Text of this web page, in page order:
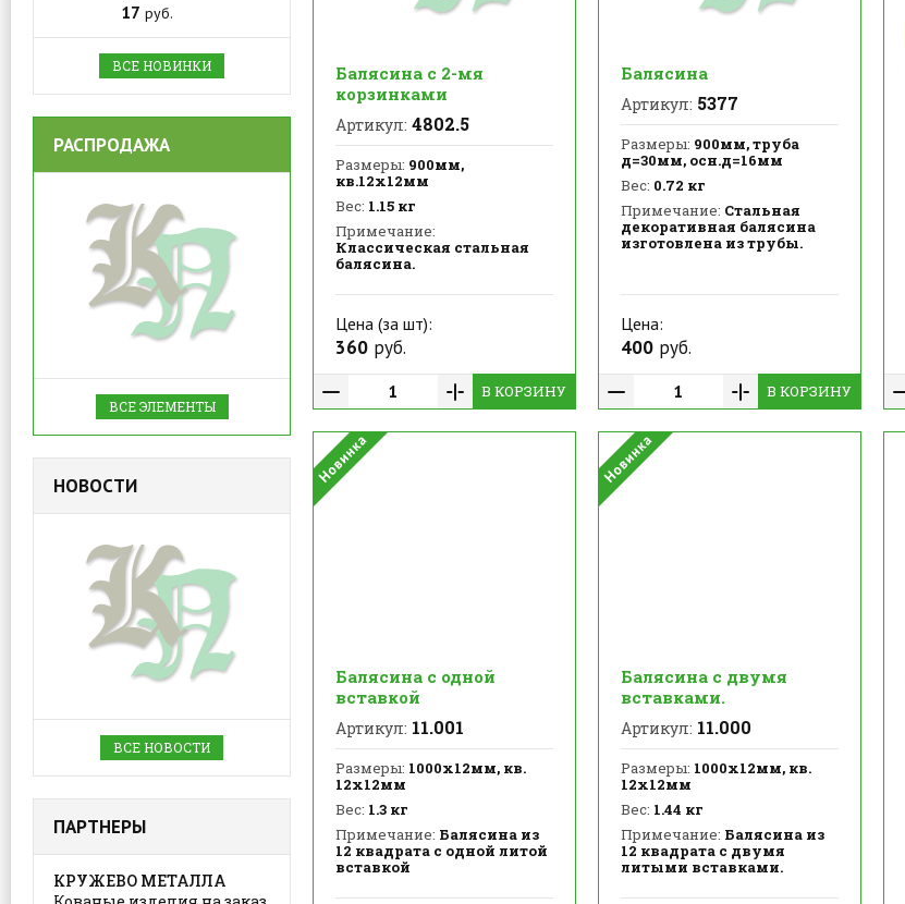
17 руб.
ВСЕ НОВИНКИ
РАСПРОДАЖА
ВСЕ ЭЛЕМЕНТЫ
НОВОСТИ
ВСЕ НОВОСТИ
ПАРТНЕРЫ
КРУЖЕВО МЕТАЛЛА
Балясина с 2-мя
корзинками
Артикул: 4802.5
Размеры: 900мм,
кв.12х12мм
Вес: 1.15 кг
Примечание:
Классическая стальная
балясина.
Цена (за шт):
360 руб.
В КОРЗИНУ
Балясина
Артикул: 5377
Размеры: 900мм, труба
д=30мм, осн.д=16мм
Вес: 0.72 кг
Примечание: Стальная
декоративная балясина
изготовлена из трубы.
Цена:
400руб.
В КОРЗИНУ
Балясина с одной
вставкой
Артикул: 11.001
Размеры: 1000х12мм, кв.
12х12мм
Вес: 1.3 кг
Примечание: Балясина из
12 квадрата с одной литой
вставкой
Балясина с двумя
вставками.
Артикул: 11.000
Размеры: 1000х12мм, кв.
12х12мм
Вес: 1.44 кг
Примечание: Балясина из
12 квадрата с двумя
литыми вставками.